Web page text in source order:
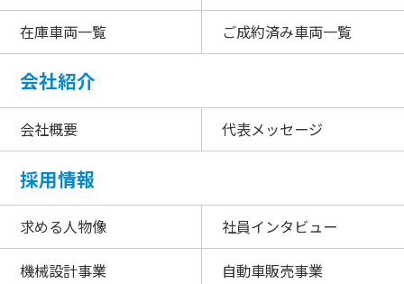
在庫車両一覧 ご成約済み車両一覧
会社紹介
会社概要 代表メッセージ
採用情報
求める人物像 社員インタビュー
機械設計事業 自動車販売事業